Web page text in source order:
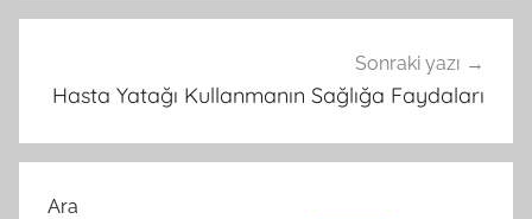
Sonraki yazı
Hasta Yatağı Kullanmanın Sağlığa Faydaları
Ara